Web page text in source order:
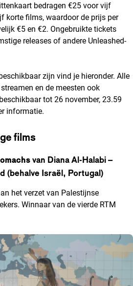
bedragen €25 voor vijf
korte films, waardoor de prijs per
€5 en €2. Ongebruikte tickets
releases of andere Unleashed-
zijn vind je hieronder. Alle
en de meesten ook
tot 26 november, 23.59
informatie.
films
van Diana Al-Halabi –
(behalve Israël, Portugal)
het verzet van Palestijnse
Winnaar van de vierde RTM